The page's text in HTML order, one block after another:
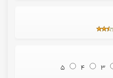
3
4
5